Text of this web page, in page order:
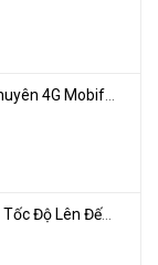
ZTE U30 Pro | WiFi Di Động 5G Tốc Độ Lên Đến 500Mbps, Màn Hình Cảm Ứng